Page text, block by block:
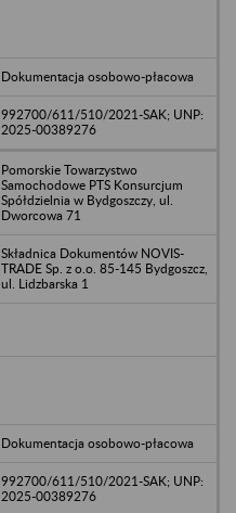
Dokumentacja osobowo-płacowa
992700/611/510/2021-SAK; UNP:
2025-00389276
Pomorskie Towarzystwo
Samochodowe PTS Konsurcjum
Spółdzielnia w Bydgoszczy, ul.
Dworcowa 71
Składnica Dokumentów NOVIS-
TRADE Sp. z o.o. 85-145 Bydgoszcz,
ul. Lidzbarska 1
Dokumentacja osobowo-płacowa
992700/611/510/2021-SAK; UNP:
2025-00389276